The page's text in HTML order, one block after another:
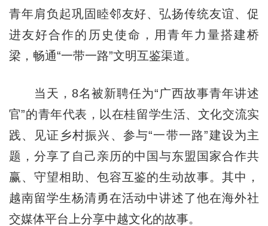
青年肩负起巩固睦邻友好、弘扬传统友谊、促
进友好合作的历史使命，用青年力量搭建桥
梁，畅通“一带一路”文明互鉴渠道。
当天，8名被新聘任为“广西故事青年讲述
官”的青年代表，以在桂留学生活、文化交流实
践、见证乡村振兴、参与“一带一路”建设为主
题，分享了自己亲历的中国与东盟国家合作共
赢、守望相助、包容互鉴的生动故事。其中，
越南留学生杨清勇在活动中讲述了他在海外社
交媒体平台上分享中越文化的故事。